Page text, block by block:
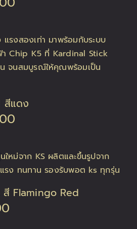
is:
฿890.00.
สีแดง
is:
Flamingo Red